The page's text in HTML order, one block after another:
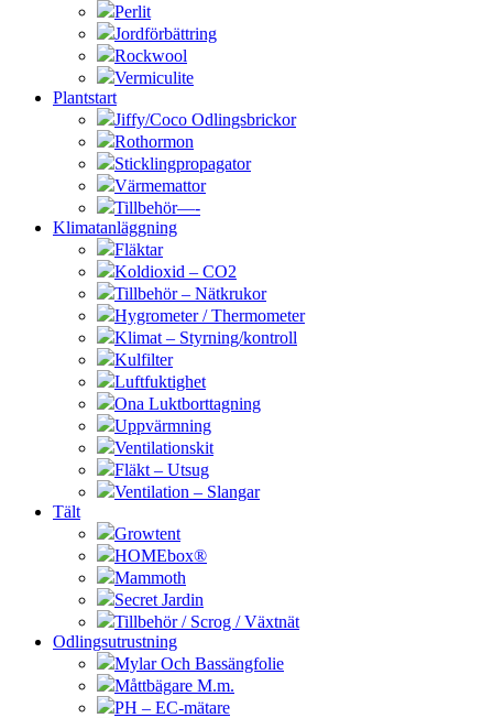
Perlit
Jordförbättring
Rockwool
Vermiculite
Plantstart
Jiffy/Coco Odlingsbrickor
Rothormon
Sticklingpropagator
Värmemattor
Tillbehör—-
Klimatanläggning
Fläktar
Koldioxid – CO2
Tillbehör – Nätkrukor
Hygrometer / Thermometer
Klimat – Styrning/kontroll
Kulfilter
Luftfuktighet
Ona Luktborttagning
Uppvärmning
Ventilationskit
Fläkt – Utsug
Ventilation – Slangar
Tält
Growtent
HOMEbox®
Mammoth
Secret Jardin
Tillbehör / Scrog / Växtnät
Odlingsutrustning
Mylar Och Bassängfolie
Måttbägare M.m.
PH – EC-mätare